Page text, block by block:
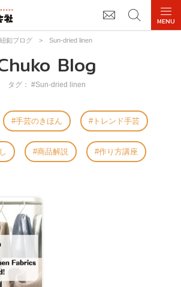
釦ブログ > Sun-dried linen
Blog
タグ： #Sun-dried linen
手芸のきほん トレンド手芸
商品解説 作り方講座